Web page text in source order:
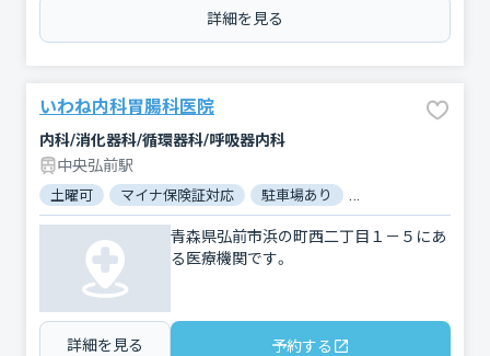
詳細を見る
いわね内科胃腸科医院
内科/消化器科/循環器科/呼吸器内科
中央弘前駅
土曜可 マイナ保険証対応 駐車場あり
青森県弘前市浜の町西二丁目１－５にあ
る医療機関です。
詳細を見る 予約する